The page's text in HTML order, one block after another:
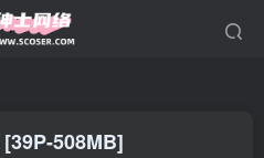
508MB]